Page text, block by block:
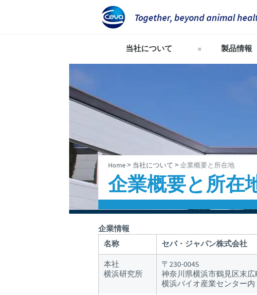
Together, beyond animal
当社について
企業概要と所在地
会社沿革
企業理念
研究開発
製品情報
セバ・グ
Home> 当社について >企業概要と所在地
企業概要と所在
企業情報
名称
セバ・ジャパン株式会社
本社
横浜研究所
〒230-0045
神奈川県横浜市鶴見区末
横浜バイオ産業センター内